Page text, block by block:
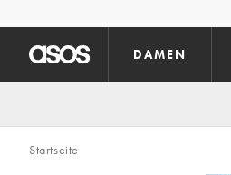
DAMEN
Startseite